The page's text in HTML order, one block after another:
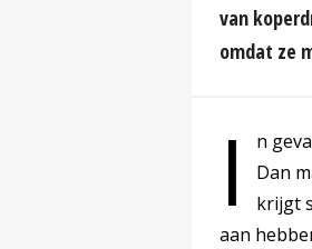
van
omdat ze
I
n
Dan
krijgt
aan